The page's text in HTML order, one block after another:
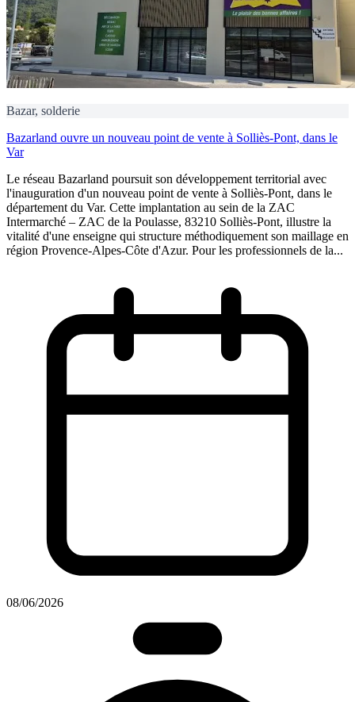
Bazar, solderie
Bazarland ouvre un nouveau point de vente à Solliès-Pont, dans le
Var
Le réseau Bazarland poursuit son développement territorial avec
l'inauguration d'un nouveau point de vente à Solliès-Pont, dans le
département du Var. Cette implantation au sein de la ZAC
Intermarché – ZAC de la Poulasse, 83210 Solliès-Pont, illustre la
vitalité d'une enseigne qui structure méthodiquement son maillage en
région Provence-Alpes-Côte d'Azur. Pour les professionnels de la...
08/06/2026